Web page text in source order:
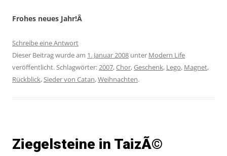
Frohes neues Jahr!Â
Schreibe eine Antwort
Dieser Beitrag wurde am 1. Januar 2008 unter Modern Life
veröffentlicht. Schlagwörter:2007,Chor,Geschenk, Lego, Magnet,
Rückblick,Sieder von Catan,Weihnachten.
Ziegelsteine in TaizÃ©